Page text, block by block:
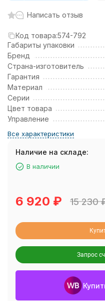
Написать отзыв
Код товара:574-792
Габариты упаковки
Бренд
Страна-изготовитель
Гарантия
Материал
Серии
Цвет товара
Управление
Все характеристики
Наличие на складе:
В наличии
6 920 ₽ 15 230
Запрос